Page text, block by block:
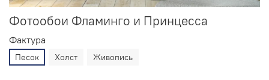
Фотообои Фламинго и Принцесса
Фактура
Песок Холст Живопись